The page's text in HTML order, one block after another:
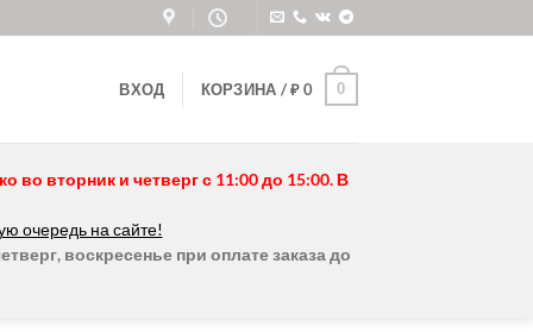
ВХОД КОРЗИНА /₽0 0
во вторник и четверг с 11:00 до 15:00. В
очередь на сайте!
воскресенье при оплате заказа до